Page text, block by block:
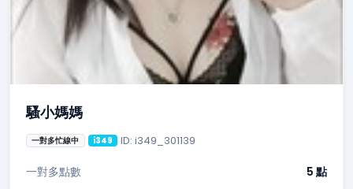
騷小媽媽
一對多忙線中 i349 ID: i349_301139
一對多點數 5 點